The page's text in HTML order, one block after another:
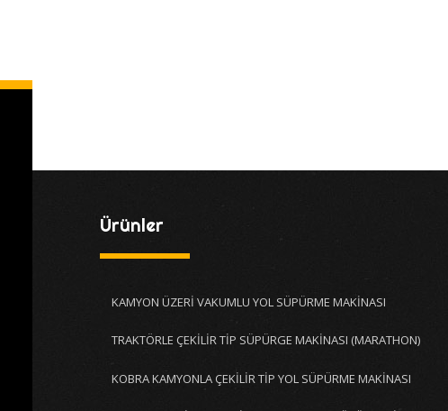
Ürünler
KAMYON ÜZERİ VAKUMLU YOL SÜPÜRME MAKİNASI
TRAKTÖRLE ÇEKİLİR TİP SÜPÜRGE MAKİNASI (MARATHON)
KOBRA KAMYONLA ÇEKİLİR TİP YOL SÜPÜRME MAKİNASI